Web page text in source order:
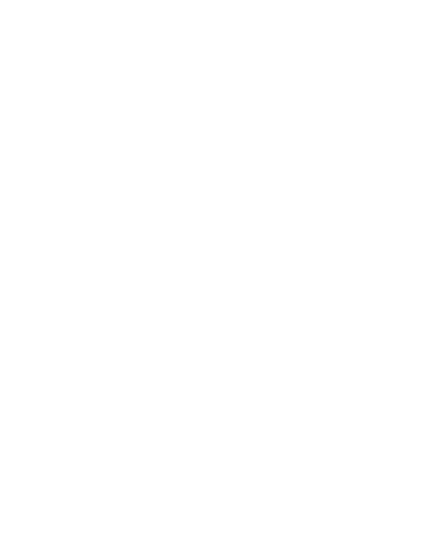
By continuing to browse this website, you accept that cookies are used
you can access our